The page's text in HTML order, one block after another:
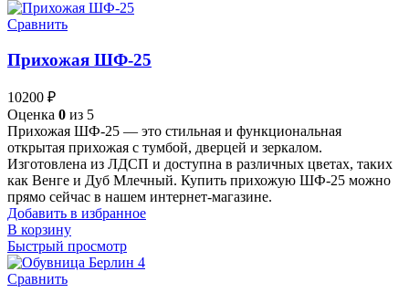
Сравнить
Прихожая ШФ-25
10200 ₽
Оценка 0 из 5
Прихожая ШФ-25 — это стильная и функциональная
открытая прихожая с тумбой, дверцей и зеркалом.
Изготовлена из ЛДСП и доступна в различных цветах, таких
как Венге и Дуб Млечный. Купить прихожую ШФ-25 можно
прямо сейчас в нашем интернет-магазине.
Добавить в избранное
В корзину
Быстрый просмотр
Сравнить